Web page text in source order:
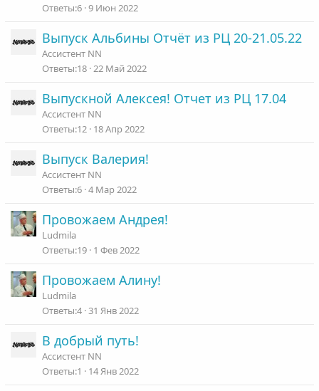
6 9 Июн 2022
Выпуск Альбины Отчёт из РЦ 20-21.05.22
Ассистент NN
18 22 Май 2022
Выпускной Алексея! Отчет из РЦ 17.04
Ассистент NN
12 18 Апр 2022
Выпуск Валерия!
Ассистент NN
6 4 Мар 2022
Провожаем Андрея!
Ludmila
19 1 Фев 2022
Провожаем Алину!
Ludmila
4 31 Янв 2022
В добрый путь!
Ассистент NN
1
14 Янв 2022